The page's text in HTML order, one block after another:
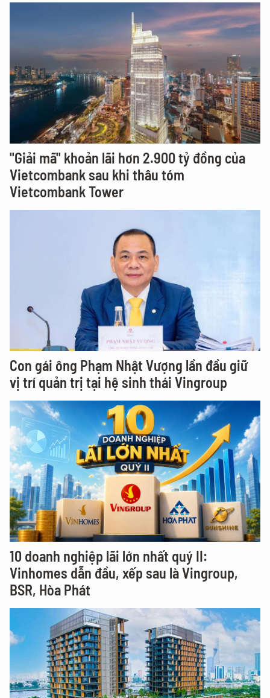
"Giải mã" khoản lãi hơn 2.900 tỷ đồng của
Vietcombank sau khi thâu tóm
Vietcombank Tower
Con gái ông Phạm Nhật Vượng lần đầu giữ
vị trí quản trị tại hệ sinh thái Vingroup
10 doanh nghiệp lãi lớn nhất quý II:
Vinhomes dẫn đầu, xếp sau là Vingroup,
BSR, Hòa Phát